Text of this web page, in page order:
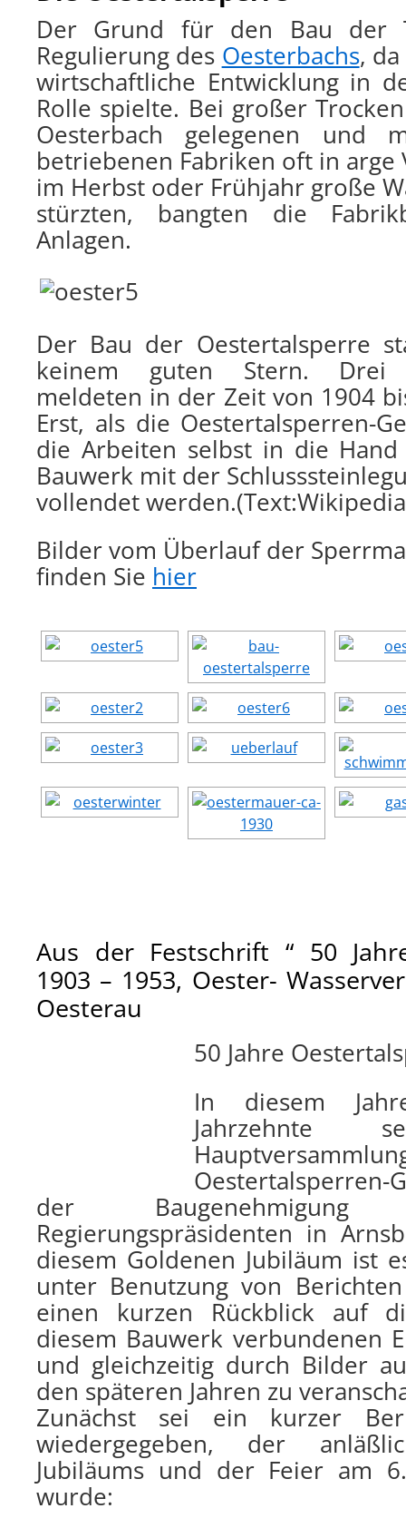
Der Grund für den Bau der
Regulierung des Oesterbachs,
wirtschaftliche Entwicklung in
Rolle spielte. Bei großer
Oesterbach gelegenen und
betriebenen Fabriken oft in arge
im Herbst oder Frühjahr große
stürzten, bangten die
Anlagen.
Der Bau der Oestertalsperre
keinem guten Stern. Drei
meldeten in der Zeit von 1904
Erst, als die Oestertalsperren-
die Arbeiten selbst in die
Bauwerk mit der
vollendet
Bilder vom Überlauf der
finden Sie hier
Aus der Festschrift “ 50
1903 – 1953, Oester-
Oesterau
50 Jahre
In diesem
Oestertalsperren-
der
Regierungspräsidenten in
diesem Goldenen Jubiläum ist
unter Benutzung von
einen kurzen Rückblick auf
diesem Bauwerk verbundenen
und gleichzeitig durch Bilder
den späteren Jahren zu
Zunächst sei ein kurzer
wiedergegeben, der
Jubiläums und der Feier am
wurde: